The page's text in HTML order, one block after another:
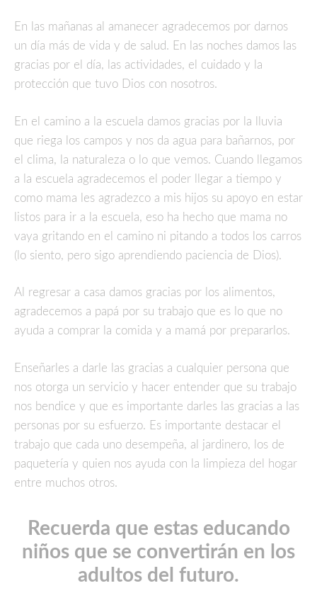
En las mañanas al amanecer agradecemos por darnos
un día más de vida y de salud. En las noches damos las
gracias por el día, las actividades, el cuidado y la
protección que tuvo Dios con nosotros.
En el camino a la escuela damos gracias por la lluvia
que riega los campos y nos da agua para bañarnos, por
el clima, la naturaleza o lo que vemos. Cuando llegamos
a la escuela agradecemos el poder llegar a tiempo y
como mama les agradezco a mis hijos su apoyo en estar
listos para ir a la escuela, eso ha hecho que mama no
vaya gritando en el camino ni pitando a todos los carros
(lo siento, pero sigo aprendiendo paciencia de Dios).
Al regresar a casa damos gracias por los alimentos,
agradecemos a papá por su trabajo que es lo que no
ayuda a comprar la comida y a mamá por prepararlos.
Enseñarles a darle las gracias a cualquier persona que
nos otorga un servicio y hacer entender que su trabajo
nos bendice y que es importante darles las gracias a las
personas por su esfuerzo. Es importante destacar el
trabajo que cada uno desempeña, al jardinero, los de
paquetería y quien nos ayuda con la limpieza del hogar
entre muchos otros.
Recuerda que estas educando
niños que se convertirán en los
adultos del futuro.